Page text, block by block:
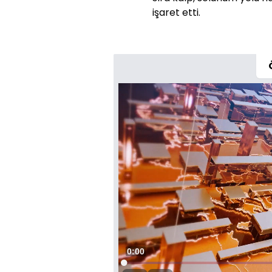
işaret etti.
Süre
0:01
Yüklendi: